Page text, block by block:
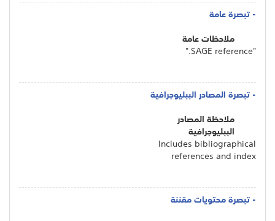
- تبصرة عامة
ملاحظات عامة
"SAGE reference."
- تبصرة المصادر الببليوجرافية
ملاحظة المصادر
الببليوجرافية
Includes bibliographical
references and index
- تبصرة محتويات مقننة